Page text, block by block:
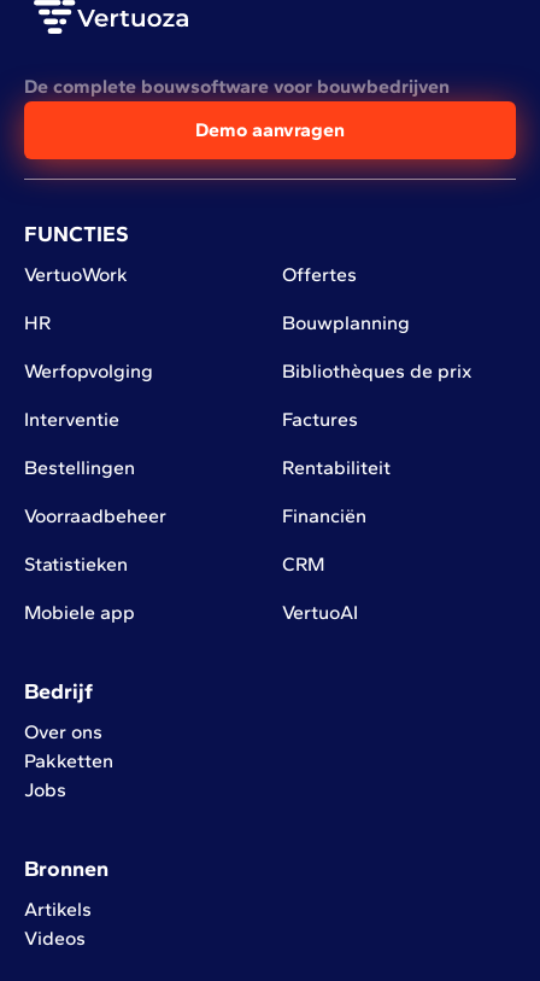
De complete bouwsoftware voor bouwbedrijven
Demo aanvragen
FUNCTIES
VertuoWork Offertes
HR Bouwplanning
Werfopvolging Bibliothèques de prix
Interventie Factures
Bestellingen Rentabiliteit
Voorraadbeheer Financiën
Statistieken CRM
Mobiele app VertuoAI
Bedrijf
Over ons
Pakketten
Jobs
Bronnen
Artikels
Videos